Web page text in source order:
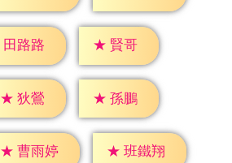
田路路 ★ 賢哥
★ 狄鶯 ★ 孫鵬
★ 曹雨婷 ★ 班鐵翔